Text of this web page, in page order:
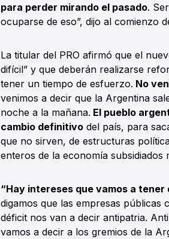
para perder mirando el pasado.
ocuparse de eso”, dijo al comienzo
La titular del PRO afirmó que el
difícil” y que deberán realizarse
tener un tiempo de esfuerzo. No
venimos a decir que la Argentina
noche a la mañana. El pueblo
cambio definitivo del país, para
que no sirven, de estructuras
enteros de la economía
“Hay intereses que vamos a
digamos que las empresas
déficit nos van a decir antipatria.
vamos a decir a los gremios de la